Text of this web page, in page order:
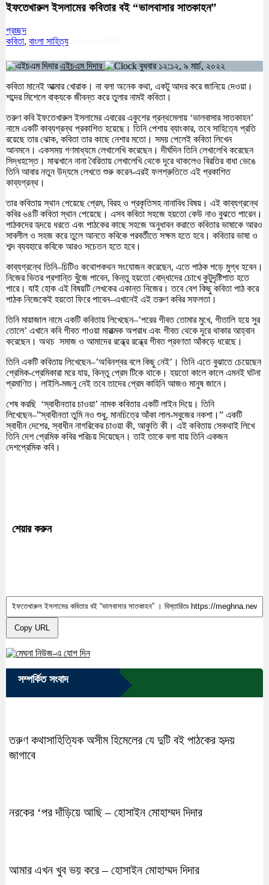
ইফতেখারুল ইসলামের কবিতার বই “ভালবাসার সাতকাহন”
প্রচ্ছদ
কবিতা, বাংলা সাহিত্য
এইচএম দিদার
বুধবার ১২:১২, ৯ মার্চ, ২০২২
কবিতা মানেই আত্মার খোরাক। না বলা অনেক কথা, একটু আদর করে জানিয়ে দেওয়া।
শব্দের মিশেলে বাক্যকে জীবন্ত করে তুলার নামই কবিতা।
তরুণ কবি ইফতেখারুল ইসলামের এবারের একুশের গ্রন্থমেলায় ‘ভালবাসার সাতকাহন’
নামে একটি কাব্যগ্রন্থ প্রকাশিত হয়েছে। তিনি পেশায় ব্যাংকার, তবে সাহিত্যে প্রতি
রয়েছে তার ঝোক, কবিতা তার কাছে নেশার মতো। সময় পেলেই কবিতা লিখেন
আনমনে। একসময় গণমাধ্যমে লেখালেখি করেছেন। দীর্ঘদিন তিনি লেখালেখি করেছেন
সিদ্ধহস্তে। মাঝখানে নানা বৈরিতায় লেখালেখি থেকে দূরে থাকলেও বিরতির বাধা ভেঙে
তিনি আবার নতুন উদ্যমে লেখতে শুরু করেন-এরই ফলশ্রুতিতে এই প্রকাশিত
কাব্যগ্রন্থ।
তার কবিতায় স্থান পেয়েছে প্রেম, বিরহ ও প্রকৃতিসহ নানাবিধ বিষয়। এই কাব্যগ্রন্থে
কবির ৬৪টি কবিতা স্থান পেয়েছে। এসব কবিতা সহজে হয়তো কেউ নাও বুঝতে পারেন।
পাঠকদের হৃদয়ে ধরতে এবং পাঠকের কাছে সহজে অনুধাবন করাতে কবিতার ভাষাকে আরও
সাবলীল ও সহজ করে তুলে আনতে কবিকে পরবর্তীতে সক্ষম হতে হবে। কবিতার ভাষা ও
শব্দ ব্যবহারে কবিকে আরও সচেতন হতে হবে।
কাব্যগ্রন্থে তিনি–চিটিও কথোপকথন সংযোজন করেছেন, এতে পাঠক পড়ে মুগ্ধ হবেন।
নিজের ভিতর প্রশান্তি খুঁজে পাবেন, কিন্তু হয়তো বোদ্ধাদের চোখে কুটুদৃষ্টিপাত হতে
পারে। যাই হোক এই বিষয়টি লেখকের একান্ত নিজের। তবে বেশ কিছু কবিতা পাঠ করে
পাঠক নিজেকেই হয়তো ফিরে পাবেন–এখানেই এই তরুণ কবির সফলতা।
তিনি মায়াজাল নামে একটি কবিতায় লিখেছেন–’পরের গীবত তোমার মুখে, গীতালি হয়ে সুর
তোলে’ এখানে কবি গীবত গাওয়া মারাত্মক অপরাধ এবং গীবত থেকে দূরে থাকার আহ্বান
করেছেন। অথচ সমাজ ও আমাদের রন্ধ্রে রন্ধ্রে গীবত প্রবণতা আঁকড়ে ধরেছে।
তিনি একটি কবিতায় লিখেছেন–’অবিনশ্বর বলে কিছু নেই’। তিনি এতে বুঝাতে চেয়েছেন
প্রেমিক-প্রেমিকারা মরে যায়, কিন্তু প্রেম টিকে থাকে। হয়তো কালে কালে এমনই ঘটনা
প্রমাণিত। লাইলি-মজনু নেই তবে তাদের প্রেম কাহিনি আজও মানুষ জানে।
শেষ করছি ‘স্বাধীনতার চাওয়া’ নামক কবিতার একটি লাইন দিয়ে। তিনি
লিখেছেন–”স্বাধীনতা তুমি নও শুধু, মানচিত্রে আঁকা লাল-সবুজের নকশা।” একটি
স্বাধীন দেশের, স্বাধীন নাগরিকের চাওয়া কী, আকুতি কী। এই কবিতায় সেকথাই লিখে
তিনি দেশ প্রেমিক কবির পরিচয় দিয়েছেন। তাই তাকে বলা যায় তিনি একজন
দেশপ্রেমিক কবি।
শেয়ার করুন
Copy URL
সম্পর্কিত সংবাদ
তরুণ কথাসাহিত্যিক অসীম হিমেলের যে দুটি বই পাঠকের হৃদয়
জাগাবে
নরকের ‘পর দাঁড়িয়ে আছি – হোসাইন মোহাম্মদ দিদার
আমার এখন খুব ভয় করে – হোসাইন মোহাম্মদ দিদার